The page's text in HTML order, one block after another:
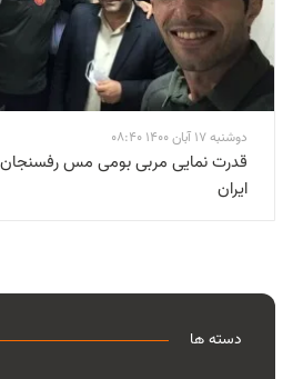
دوشنبه 17 آبان 1400 08:40
قدرت نمایی مربی بومی مس رفسنجان
ايران
دسته ها